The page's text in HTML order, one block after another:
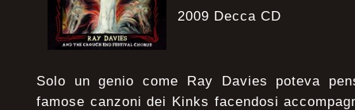
2009 Decca CD
Solo un genio come Ray Davies poteva
famose canzoni dei Kinks facendosi